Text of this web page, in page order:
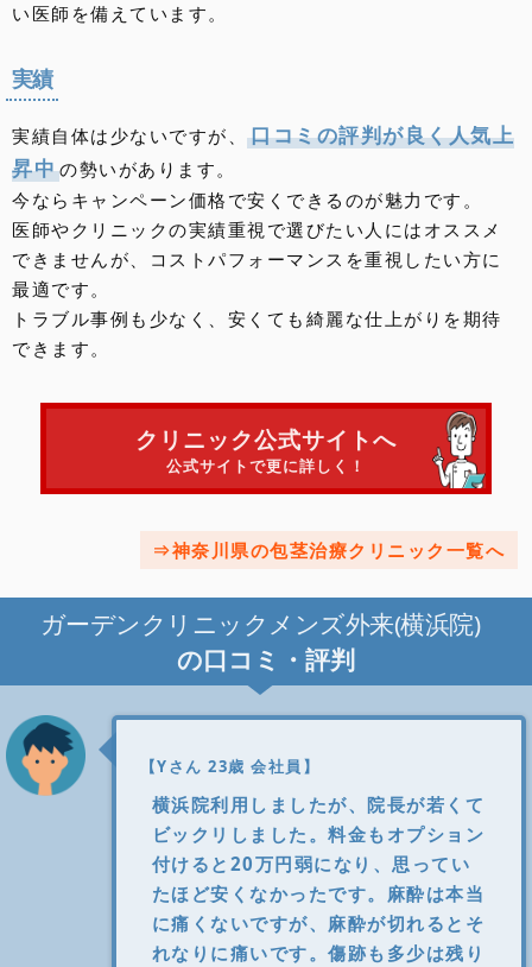
い医師を備えています。
実績
実績自体は少ないですが、
口コミの評判が良く人気上
昇中の勢いがあります。
今ならキャンペーン価格で安くできるのが魅力です。
医師やクリニックの実績重視で選びたい人にはオススメ
できませんが、コストパフォーマンスを重視したい方に
最適です。
トラブル事例も少なく、安くても綺麗な仕上がりを期待
できます。
クリニック公式サイトへ
公式サイトで更に詳しく！
神奈川県の包茎治療クリニック一覧へ
ガーデンクリニックメンズ外来(横浜院)
の口コミ・評判
【Yさん 23歳 会社員】
横浜院利用しましたが、院長が若くて
ビックリしました。料金もオプション
付けると20万円弱になり、思ってい
たほど安くなかったです。麻酔は本当
に痛くないですが、麻酔が切れるとそ
れなりに痛いです。傷跡も多少は残り